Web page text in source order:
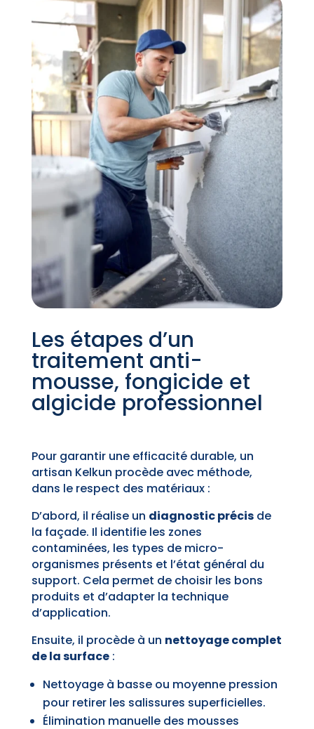
Les étapes d’un
traitement anti-
mousse, fongicide et
algicide professionnel
Pour garantir une efficacité durable, un
artisan Kelkun procède avec méthode,
dans le respect des matériaux :
D’abord, il réalise un diagnostic précisde
la façade. Il identifie les zones
contaminées, les types de micro-
organismes présents et l’état général du
support. Cela permet de choisir les bons
produits et d’adapter la technique
d’application.
Ensuite, il procède à un nettoyage complet
de la surface:
Nettoyage à basse ou moyenne pression
pour retirer les salissures superficielles.
Élimination manuelle des mousses